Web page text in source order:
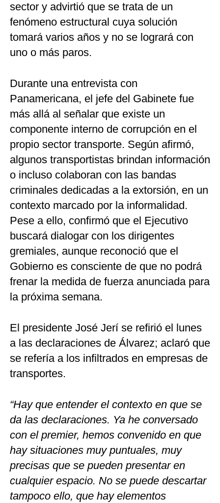
sector y advirtió que se trata de un
fenómeno estructural cuya solución
tomará varios años y no se logrará con
uno o más paros.
Durante una entrevista con
Panamericana, el jefe del Gabinete fue
más allá al señalar que existe un
componente interno de corrupción en el
propio sector transporte. Según afirmó,
algunos transportistas brindan información
o incluso colaboran con las bandas
criminales dedicadas a la extorsión, en un
contexto marcado por la informalidad.
Pese a ello, confirmó que el Ejecutivo
buscará dialogar con los dirigentes
gremiales, aunque reconoció que el
Gobierno es consciente de que no podrá
frenar la medida de fuerza anunciada para
la próxima semana.
El presidente José Jerí se refirió el lunes
a las declaraciones de Álvarez; aclaró que
se refería a los infiltrados en empresas de
transportes.
“Hay que entender el contexto en que se
da las declaraciones. Ya he conversado
con el premier, hemos convenido en que
hay situaciones muy puntuales, muy
precisas que se pueden presentar en
cualquier espacio. No se puede descartar
tampoco ello, que hay elementos